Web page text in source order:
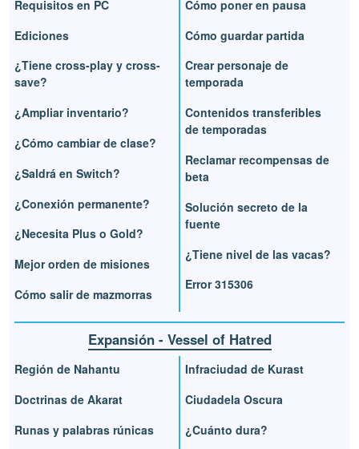
Requisitos en PC
Ediciones
¿Tiene cross-play y cross-
save?
¿Ampliar inventario?
¿Cómo cambiar de clase?
¿Saldrá en Switch?
¿Conexión permanente?
¿Necesita Plus o Gold?
Mejor orden de misiones
Cómo salir de mazmorras
Cómo poner en pausa
Cómo guardar partida
Crear personaje de
temporada
Contenidos transferibles
de temporadas
Reclamar recompensas de
beta
Solución secreto de la
fuente
¿Tiene nivel de las vacas?
Error 315306
Expansión - Vessel of Hatred
Región de Nahantu
Doctrinas de Akarat
Runas y palabras rúnicas
Infraciudad de Kurast
Ciudadela Oscura
¿Cuánto dura?